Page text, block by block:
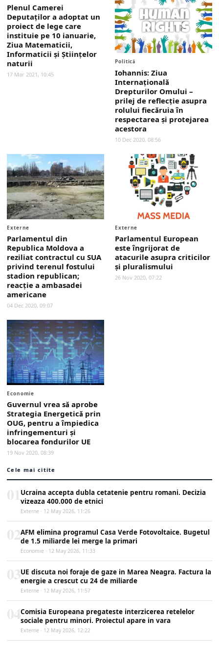
Plenul Camerei
Deputaţilor a adoptat un
proiect de lege care
instituie pe 10 ianuarie,
Ziua Matematicii,
Informaticii şi Ştiinţelor
naturii
17 Mar 2021, 10:45
Politică
Iohannis: Ziua
Internaţională
Drepturilor Omului –
prilej de reflecţie asupra
rolului fiecăruia în
respectarea şi protejarea
acestora
10 Dec 2020, 08:56
Externe
Parlamentul din
Republica Moldova a
reziliat contractul cu SUA
privind terenul fostului
stadion republican;
reacţie a ambasadei
americane
04 Dec 2020, 09:07
Externe
Parlamentul European
este îngrijorat de
atacurile asupra criticilor
şi pluralismului
26 Nov 2020, 07:22
Economie
Guvernul vrea să aprobe
Strategia Energetică prin
OUG, pentru a împiedica
infringementuri şi
blocarea fondurilor UE
19 Nov 2020, 08:39
Cele mai citite
Ucraina accepta dubla cetatenie pentru romani. Decizia
vizeaza 400.000 de etnici
Externe · 12 May 2026, 11:26
AFM elimina programul Casa Verde Fotovoltaice. Bugetul
de 1.5 miliarde lei merge la primari
Economie · 12 May 2026, 11:33
UE discuta noi foraje de gaze in Marea Neagra. Factura la
energie a crescut cu 24 de miliarde
Externe · 12 May 2026, 11:57
Comisia Europeana pregateste interzicerea retelelor
sociale pentru minori. Proiectul apare in vara
Externe · 12 May 2026, 12:22